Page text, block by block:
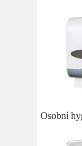
Osobní